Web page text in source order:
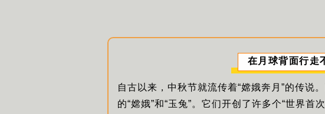
在月球背面行走
自古以来，中秋节就流传着“嫦娥奔月”的传说
的“嫦娥”和“玉兔”。它们开创了许多个“世界首